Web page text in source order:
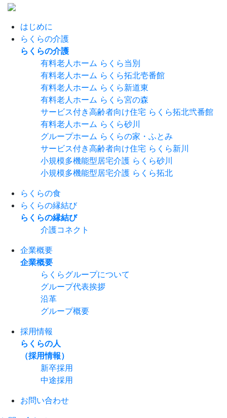
はじめに
らくらの介護
らくらの介護
有料老人ホーム らくら当別
有料老人ホーム らくら拓北壱番館
有料老人ホーム らくら新道東
有料老人ホーム らくら宮の森
サービス付き高齢者向け住宅 らくら拓北弐番館
有料老人ホーム らくら砂川
グループホーム らくらの家・ふとみ
サービス付き高齢者向け住宅 らくら新川
小規模多機能型居宅介護 らくら砂川
小規模多機能型居宅介護 らくら拓北
らくらの食
らくらの縁結び
らくらの縁結び
介護コネクト
企業概要
企業概要
らくらグループについて
グループ代表挨拶
沿革
グループ概要
採用情報
らくらの人
（採用情報）
新卒採用
中途採用
お問い合わせ